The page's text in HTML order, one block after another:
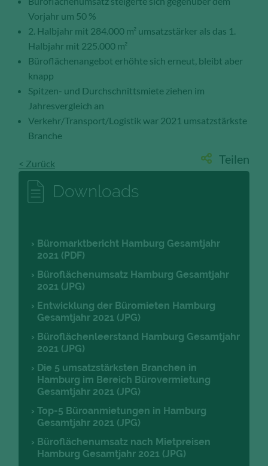
Vorjahr um 50 %
2. Halbjahr mit 284.000 m² umsatzstärker als das 1.
Halbjahr mit 225.000 m²
Büroflächenangebot erhöhte sich erneut, bleibt aber
knapp
Spitzen- und Durchschnittsmiete ziehen im
Jahresvergleich an
Verkehr/Transport/Logistik war 2021 umsatzstärkste
Branche
Teilen
< Zurück
Downloads
Büromarktbericht Hamburg Gesamtjahr
2021 (PDF)
Büroflächenumsatz Hamburg Gesamtjahr
2021 (JPG)
Entwicklung der Büromieten Hamburg
Gesamtjahr 2021 (JPG)
Büroflächenleerstand Hamburg Gesamtjahr
2021 (JPG)
Die 5 umsatzstärksten Branchen in
Hamburg im Bereich Bürovermietung
Gesamtjahr 2021 (JPG)
Top-5 Büroanmietungen in Hamburg
Gesamtjahr 2021 (JPG)
Büroflächenumsatz nach Mietpreisen
Hamburg Gesamtjahr 2021 (JPG)
Mehr über die genutzten Cookies erfahren